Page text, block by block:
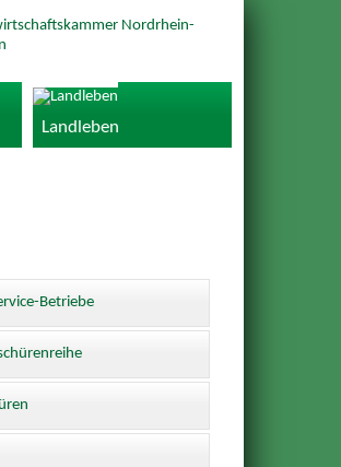
Landleben
Betriebe